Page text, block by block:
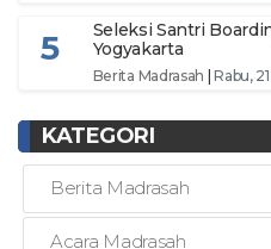
5
Seleksi Santri
Yogyakarta
Berita Madrasah |Rabu,
KATEGORI
Berita Madrasah
Acara Madrasah